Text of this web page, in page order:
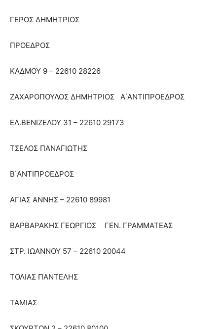
ΓΕΡΟΣ ΔΗΜΗΤΡΙΟΣ
ΠΡΟΕΔΡΟΣ
ΚΑΔΜΟΥ 9 – 22610 28226
ΖΑΧΑΡΟΠΟΥΛΟΣ ΔΗΜΗΤΡΙΟΣ Α΄ΑΝΤΙΠΡΟΕΔΡΟΣ
ΕΛ.ΒΕΝΙΖΕΛΟΥ 31 – 22610 29173
ΤΣΕΛΟΣ ΠΑΝΑΓΙΩΤΗΣ
Β΄ΑΝΤΙΠΡΟΕΔΡΟΣ
ΑΓΙΑΣ ΑΝΝΗΣ – 22610 89981
ΒΑΡΒΑΡΑΚΗΣ ΓΕΩΡΓΙΟΣ ΓΕΝ. ΓΡΑΜΜΑΤΕΑΣ
ΣΤΡ. ΙΩΑΝΝΟΥ 57 – 22610 20044
ΤΟΛΙΑΣ ΠΑΝΤΕΛΗΣ
ΤΑΜΙΑΣ